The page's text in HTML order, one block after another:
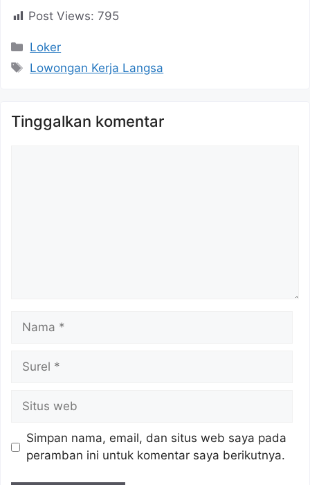
Post Views: 795
Kategori
Loker
Tag
Lowongan Kerja Langsa
Tinggalkan komentar
Nama
Surel
Situs
web
Simpan nama, email, dan situs web saya pada
peramban ini untuk komentar saya berikutnya.